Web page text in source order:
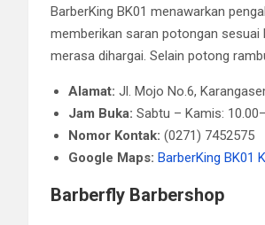
BarberKing BK01 menawarkan
memberikan saran potongan sesuai
merasa dihargai. Selain potong
Alamat: Jl. Mojo No.6,
Jam Buka: Sabtu – Kamis:
Nomor Kontak: (0271) 7452575
Google Maps: BarberKing BK01
Barberfly Barbershop